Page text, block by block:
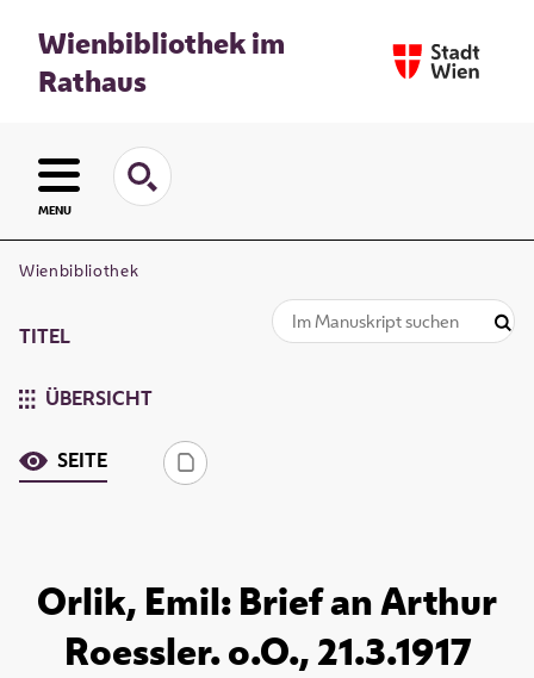
Wienbibliothek im
Rathaus
MENU
Wienbibliothek
TITEL
ÜBERSICHT
SEITE
Orlik, Emil: Brief an Arthur
Roessler. o.O., 21.3.1917